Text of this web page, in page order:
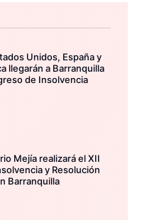
Unidos, España y
llegarán a Barranquilla
de Insolvencia
Mejía realizará el XII
y Resolución
Barranquilla